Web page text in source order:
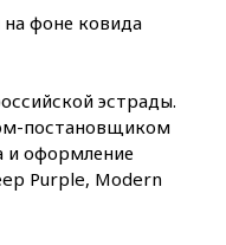
22:28
скорое
22:15 Три человека
ножевые ранения
в Чехии
Путин поручил
фоне ковида
эстрады.
постановщиком
и оформление
Purple, Modern